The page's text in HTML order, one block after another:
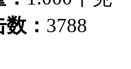
： 3788